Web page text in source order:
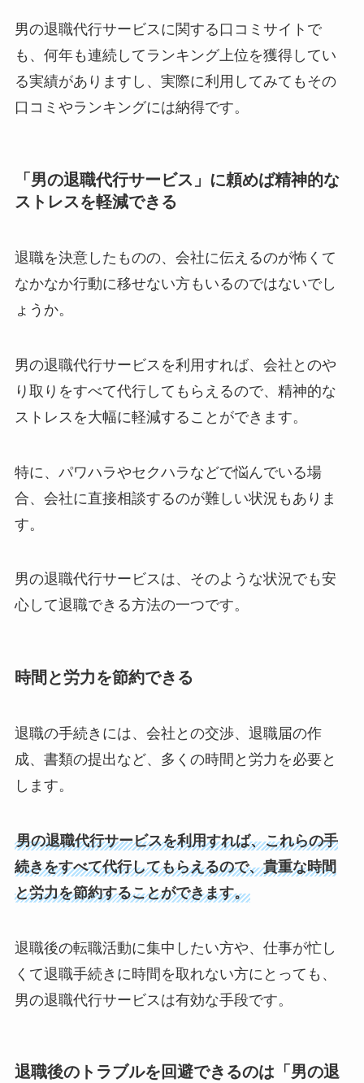
男の退職代行サービスに関する口コミサイトで
も、何年も連続してランキング上位を獲得してい
る実績がありますし、実際に利用してみてもその
口コミやランキングには納得です。
「男の退職代行サービス」に頼めば精神的な
ストレスを軽減できる
退職を決意したものの、会社に伝えるのが怖くて
なかなか行動に移せない方もいるのではないでし
ょうか。
男の退職代行サービスを利用すれば、会社とのや
り取りをすべて代行してもらえるので、精神的な
ストレスを大幅に軽減することができます。
特に、パワハラやセクハラなどで悩んでいる場
合、会社に直接相談するのが難しい状況もありま
す。
男の退職代行サービスは、そのような状況でも安
心して退職できる方法の一つです。
時間と労力を節約できる
退職の手続きには、会社との交渉、退職届の作
成、書類の提出など、多くの時間と労力を必要と
します。
男の退職代行サービスを利用すれば、これらの手
続きをすべて代行してもらえるので、貴重な時間
と労力を節約することができます。
退職後の転職活動に集中したい方や、仕事が忙し
くて退職手続きに時間を取れない方にとっても、
男の退職代行サービスは有効な手段です。
退職後のトラブルを回避できるのは「男の退